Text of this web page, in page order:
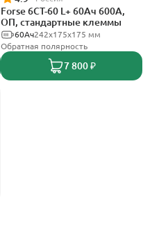
Forse 6CT-60 L+ 60Ач 600А,
ОП, стандартные клеммы
242x175x175 мм
60Ач
Обратная полярность
7 800 ₽